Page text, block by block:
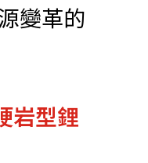
變革的
岩型鋰